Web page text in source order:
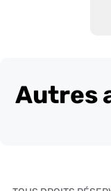
Autres